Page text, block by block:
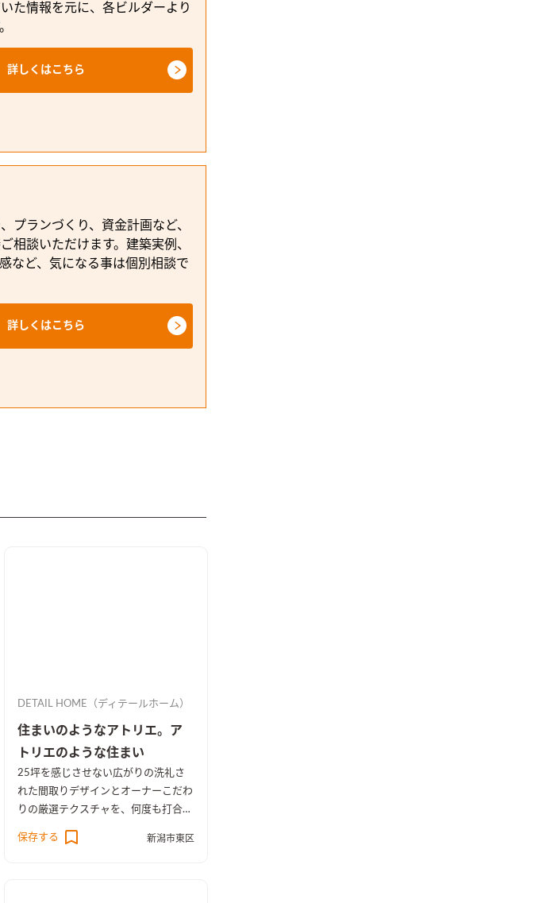
た情報を元に、各ビルダーより
詳しくはこちら
プランづくり、資金計画など、
相談いただけます。建築実例、
など、気になる事は個別相談で
詳しくはこちら
DETAIL HOME（ディテールホーム）
住まいのようなアトリエ。ア
トリエのような住まい
25坪を感じさせない広がりの洗礼さ
れた間取りデザインとオーナーこだわ
りの厳選テクスチャを、何度も打合せ
調和した空間。きっと家から出たくな
保存する 新潟市東区